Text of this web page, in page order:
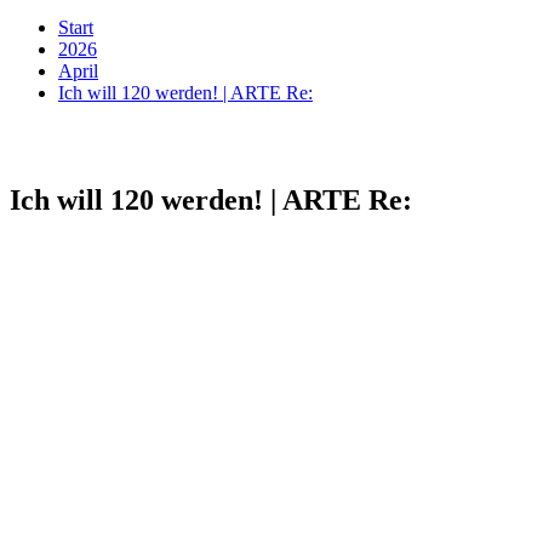
Start
2026
April
Ich will 120 werden! | ARTE Re:
Ich will 120 werden! | ARTE Re: